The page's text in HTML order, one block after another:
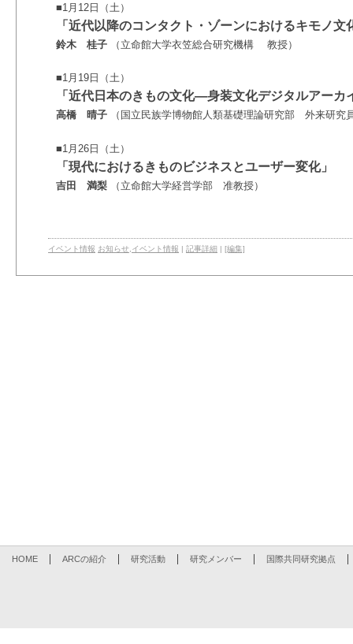
■1月12日（土）
「近代以降のコンタクト・ゾーンにおけるキモノ文
鈴木 桂子 （立命館大学衣笠総合研究機構 教授）
■1月19日（土）
「近代日本のきもの文化―身装文化デジタルアーカ
高橋 晴子 （国立民族学博物館人類基礎理論研究部 外来研究
■1月26日（土）
「現代におけるきものビジネスとユーザー変化」
吉田 満梨 （立命館大学経営学部 准教授）
イベント情報 お知らせ イベント情報 | 記事詳細 | [編集]
HOME ARCの紹介 研究活動 研究メンバー 国際共同研究拠点